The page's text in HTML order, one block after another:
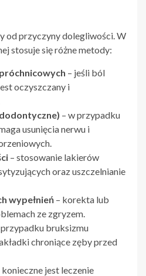
od przyczyny dolegliwości. W
stosuje się różne metody:
– jeśli ból
oczyszczany i
– w przypadku
usunięcia nerwu i
– stosowanie lakierów
oraz uszczelnianie
wypełnień – korekta lub
ze zgryzem.
przypadku bruksizmu
chroniące zęby przed
jest leczenie